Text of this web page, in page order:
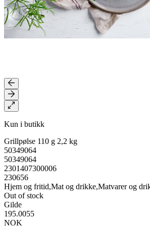
Kun i butikk
Grillpølse 110 g 2,2 kg
50349064
50349064
2301407300006
230656
Hjem og fritid,Mat og drikke,Matvarer og
Out of stock
Gilde
195.0055
NOK